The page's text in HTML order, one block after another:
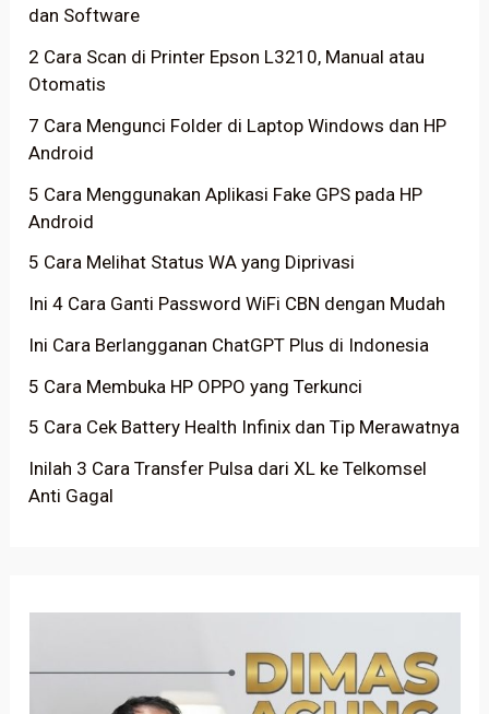
dan Software
2 Cara Scan di Printer Epson L3210, Manual atau
Otomatis
7 Cara Mengunci Folder di Laptop Windows dan HP
Android
5 Cara Menggunakan Aplikasi Fake GPS pada HP
Android
5 Cara Melihat Status WA yang Diprivasi
Ini 4 Cara Ganti Password WiFi CBN dengan Mudah
Ini Cara Berlangganan ChatGPT Plus di Indonesia
5 Cara Membuka HP OPPO yang Terkunci
5 Cara Cek Battery Health Infinix dan Tip Merawatnya
Inilah 3 Cara Transfer Pulsa dari XL ke Telkomsel
Anti Gagal